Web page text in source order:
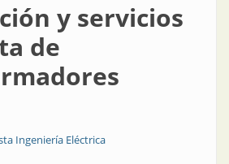
y servicios
de
Ingeniería Eléctrica